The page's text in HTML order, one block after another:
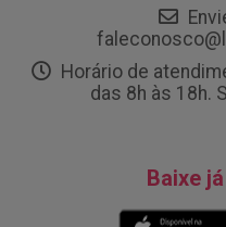
Horário de
das 8h às 18h.
Baixe